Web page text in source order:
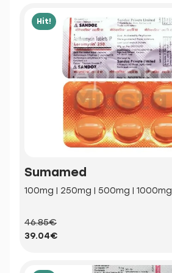
Hit!
Sumamed
100mg | 250mg | 500mg | 1000mg
46.85€
39.04€